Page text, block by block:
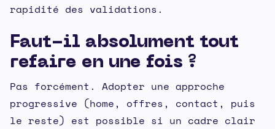
rapidité des validations.
Faut-il absolument tout
refaire en une fois ?
Pas forcément. Adopter une approche
progressive (home, offres, contact, puis
le reste) est possible si un cadre clair